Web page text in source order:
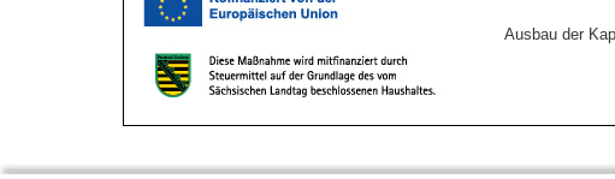
Ausbau der